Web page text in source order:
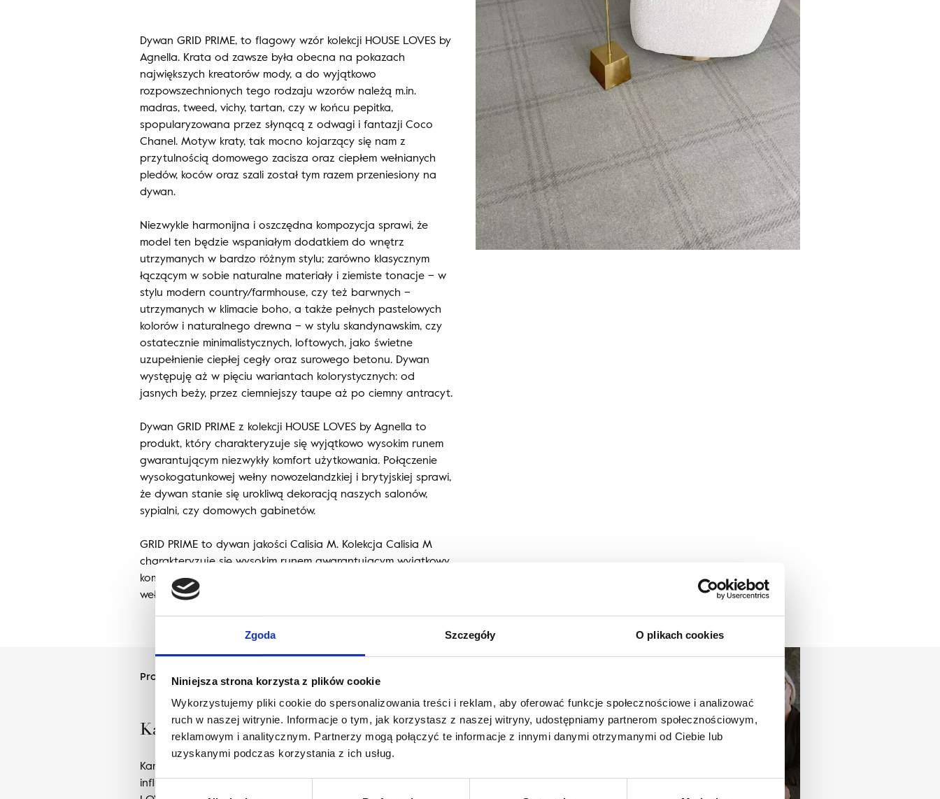
Zgoda Szczegóły O plikach cookies
Niniejsza strona korzysta z plików cookie
Wykorzystujemy pliki cookie do spersonalizowania treści i reklam, aby oferować funkcje społecznościowe i analizować
ruch w naszej witrynie. Informacje o tym, jak korzystasz z naszej witryny, udostępniamy partnerom społecznościowym,
reklamowym i analitycznym. Partnerzy mogą połączyć te informacje z innymi danymi otrzymanymi od Ciebie lub
uzyskanymi podczas korzystania z ich usług.
Dywan GRID PRIME, to flagowy wzór kolekcji HOUSE LOVES by
Agnella. Krata od zawsze była obecna na pokazach
największych kreatorów mody, a do wyjątkowo
rozpowszechnionych tego rodzaju wzorów należą m.in.
madras, tweed, vichy, tartan, czy w końcu pepitka,
spopularyzowana przez słynącą z odwagi i fantazji Coco
Chanel. Motyw kraty, tak mocno kojarzący się nam z
przytulnością domowego zacisza oraz ciepłem wełnianych
pledów, koców oraz szali został tym razem przeniesiony na
dywan.
Niezwykle harmonijna i oszczędna kompozycja sprawi, że
model ten będzie wspaniałym dodatkiem do wnętrz
utrzymanych w bardzo różnym stylu; zarówno klasycznym
łączącym w sobie naturalne materiały i ziemiste tonacje – w
stylu modern country/farmhouse, czy też barwnych –
utrzymanych w klimacie boho, a także pełnych pastelowych
kolorów i naturalnego drewna – w stylu skandynawskim, czy
ostatecznie minimalistycznych, loftowych, jako świetne
uzupełnienie ciepłej cegły oraz surowego betonu. Dywan
występuję aż w pięciu wariantach kolorystycznych: od
jasnych beży, przez ciemniejszy taupe aż po ciemny antracyt.
Dywan GRID PRIME z kolekcji HOUSE LOVES by Agnella to
produkt, który charakteryzuje się wyjątkowo wysokim runem
gwarantującym niezwykły komfort użytkowania. Połączenie
wysokogatunkowej wełny nowozelandzkiej i brytyjskiej sprawi,
że dywan stanie się urokliwą dekoracją naszych salonów,
sypialni, czy domowych gabinetów.
GRID PRIME to dywan jakości Calisia M. Kolekcja Calisia M
charakteryzuje się wysokim runem gwarantującym wyjątkowy
komfort użytkowania. Została wytkana z wysokogatunkowej
wełny.
Projektant
Karolina Zagrodzka
Karolina Zagrodzka – projektantka wnętrz, blogerka oraz
influencerka. Prowadzi studio projektowania wnętrz HOUSE